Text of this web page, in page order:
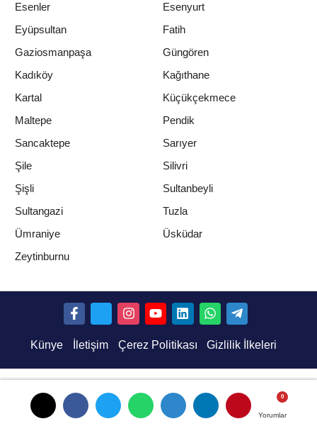
Yorumlar
Yorumlar
Esenler
Esenyurt
Eyüpsultan
Fatih
Gaziosmanpaşa
Güngören
Kadıköy
Kağıthane
Kartal
Küçükçekmece
Maltepe
Pendik
Sancaktepe
Sarıyer
Şile
Silivri
Şişli
Sultanbeyli
Sultangazi
Tuzla
Ümraniye
Üsküdar
Zeytinburnu
Künye İletişim Çerez Politikası Gizlilik İlkeleri